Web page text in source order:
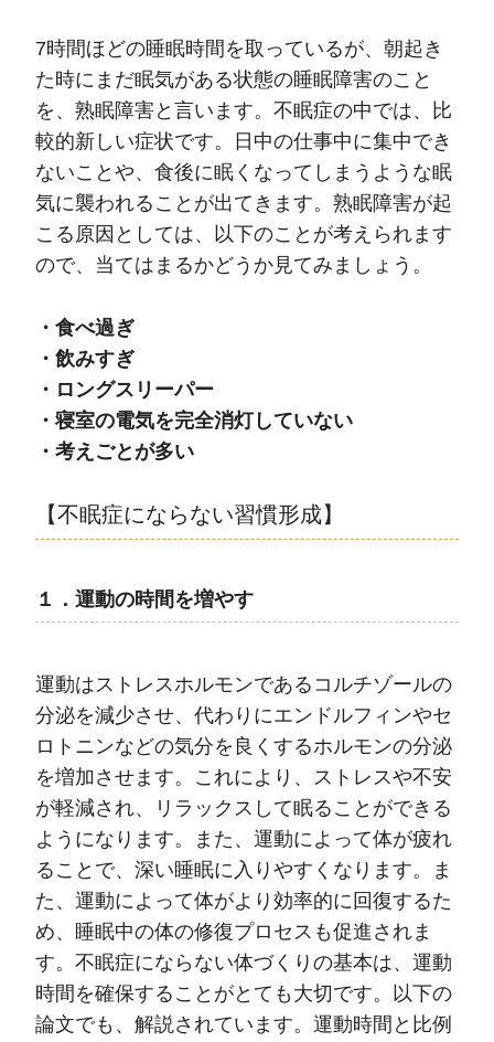
7時間ほどの睡眠時間を取っているが、朝起き
た時にまだ眠気がある状態の睡眠障害のこと
を、熟眠障害と言います。不眠症の中では、比
較的新しい症状です。日中の仕事中に集中でき
ないことや、食後に眠くなってしまうような眠
気に襲われることが出てきます。熟眠障害が起
こる原因としては、以下のことが考えられます
ので、当てはまるかどうか見てみましょう。
・食べ過ぎ
・飲みすぎ
・ロングスリーパー
・寝室の電気を完全消灯していない
・考えごとが多い
【不眠症にならない習慣形成】
１．運動の時間を増やす
運動はストレスホルモンであるコルチゾールの
分泌を減少させ、代わりにエンドルフィンやセ
ロトニンなどの気分を良くするホルモンの分泌
を増加させます。これにより、ストレスや不安
が軽減され、リラックスして眠ることができる
ようになります。また、運動によって体が疲れ
ることで、深い睡眠に入りやすくなります。ま
た、運動によって体がより効率的に回復するた
め、睡眠中の体の修復プロセスも促進されま
す。不眠症にならない体づくりの基本は、運動
時間を確保することがとても大切です。以下の
論文でも、解説されています。運動時間と比例